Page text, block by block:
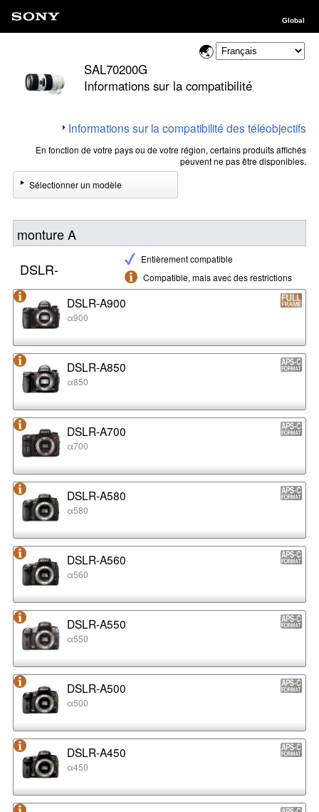
Global
SAL70200G
Informations sur la compatibilité
Informations sur la compatibilité des téléobjectifs
En fonction de votre pays ou de votre région, certains produits affichés
peuvent ne pas être disponibles.
Sélectionner un modèle
monture A
Entièrement compatible
Compatible, mais avec des restrictions
DSLR-
DSLR-A900
α900
DSLR-A850
α850
DSLR-A700
α700
DSLR-A580
α580
DSLR-A560
α560
DSLR-A550
α550
DSLR-A500
α500
DSLR-A450
α450